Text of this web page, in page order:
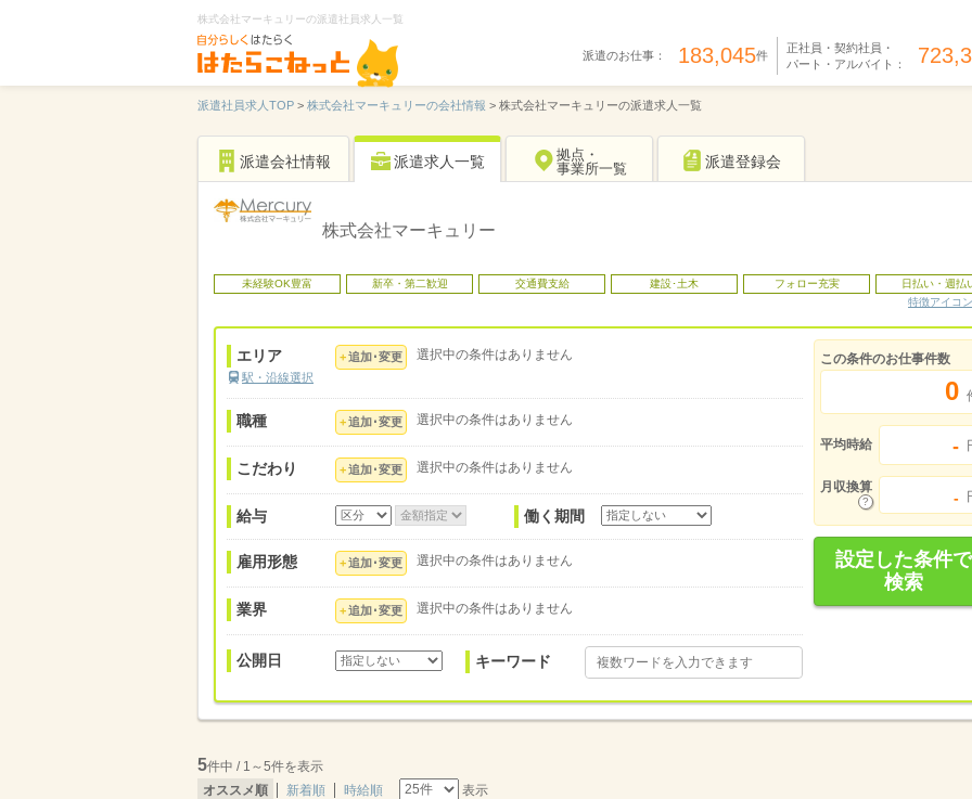
株式会社マーキュリーの派遣社員求人一覧
派遣のお仕事： 183,045件
正社員・契約社員・
パート・アルバイト：
派遣社員求人TOP > 株式会社マーキュリーの会社情報 > 株式会社マーキュリーの派遣求人一覧
派遣会社情報 派遣求人一覧
拠点・
事業所一覧
派遣登録会
株式会社マーキュリー
未経験OK豊富 新卒・第二歓迎 交通費支給 建設･土木 フォロー充実
日払い・週払
特徴アイコ
エリア
駅・沿線選択
追加･変更 選択中の条件はありません
職種 追加･変更 選択中の条件はありません
こだわり 追加･変更 選択中の条件はありません
給与 働く期間
雇用形態 追加･変更 選択中の条件はありません
業界 追加･変更 選択中の条件はありません
公開日 キーワード
この条件のお仕事件数
0
平均時給 -
月収換算
-
設定した条件で
検索
5件中 / 1～5件を表示
オススメ順
新着順 時給順 表示